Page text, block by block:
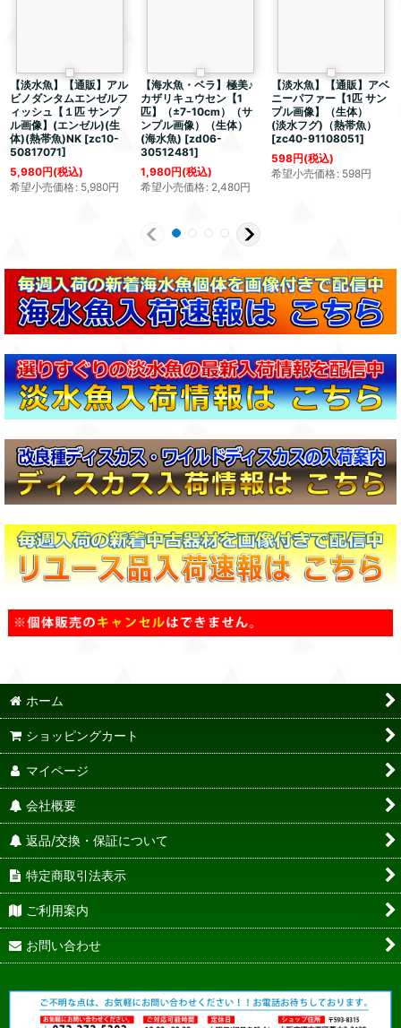
【淡水魚】【通販】アル
ビノダンタムエンゼルフ
ィッシュ【１匹 サンプ
ル画像】(エンゼル)(生
体)(熱帯魚)NK [zc10-
50817071]
5,980円(税込)
希望小売価格: 5,980円
【海水魚・ベラ】極美♪
カザリキュウセン【1
匹】（±7-10cm）（サ
ンプル画像）（生体）
(海水魚) [zd06-
30512481]
1,980円(税込)
希望小売価格: 2,480円
【淡水魚】【通販】アベ
ニーパファー【1匹 サン
プル画像】（生体）
(淡水フグ)（熱帯魚）
[zc40-91108051]
598円(税込)
希望小売価格: 598円
ホーム
ショッピングカート
マイページ
会社概要
返品/交換・保証について
特定商取引法表示
ご利用案内
お問い合わせ